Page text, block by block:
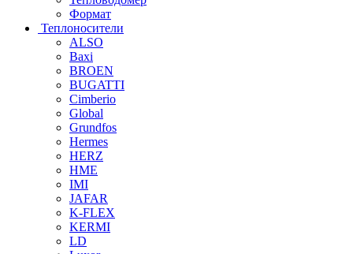
Формат
Теплоносители
ALSO
Baxi
BROEN
BUGATTI
Cimberio
Global
Grundfos
Hermes
HERZ
HME
IMI
JAFAR
K-FLEX
KERMI
LD